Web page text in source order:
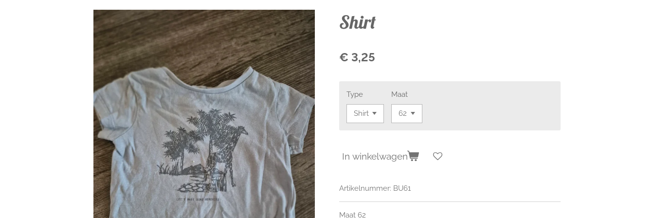
Shirt
€ 3,25
Type Maat
In winkelwagen
Artikelnummer: BU61
Maat 62